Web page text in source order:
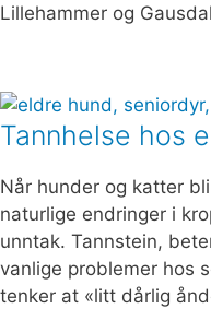
Lillehammer og
Tannhelse hos
Når hunder og katter
naturlige endringer i
unntak. Tannstein,
vanlige problemer hos
tenker at «litt dårlig